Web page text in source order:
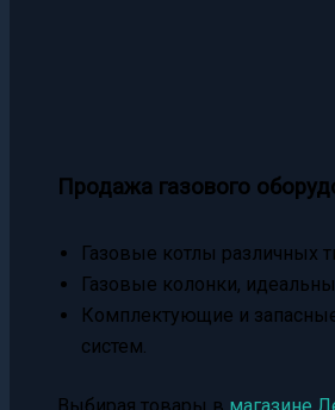
Продажа газового
Газовые котлы различных
Газовые колонки,
Комплектующие и
систем.